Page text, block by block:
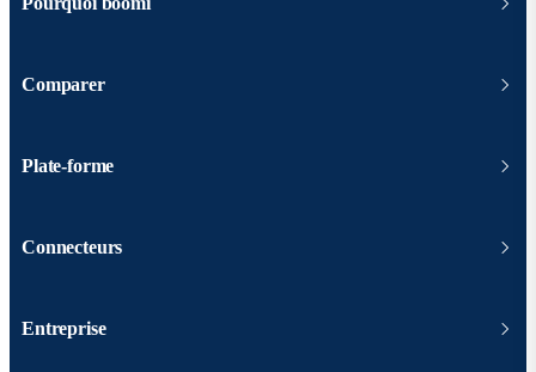
Comparer
Plate-forme
Connecteurs
Entreprise